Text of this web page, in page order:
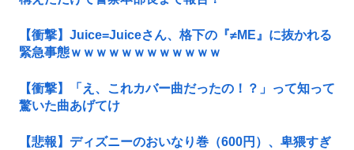
【衝撃】Juice=Juiceさん、格下の『≠ME』に抜かれる
緊急事態ｗｗｗｗｗｗｗｗｗｗｗｗ
【衝撃】「え、これカバー曲だったの！？」って知って
驚いた曲あげてけ
【悲報】ディズニーのおいなり巻（600円）、卑猥すぎ